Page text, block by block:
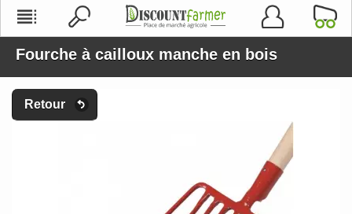
Fourche à cailloux manche en bois
Retour